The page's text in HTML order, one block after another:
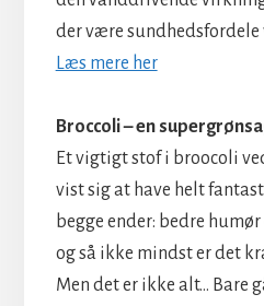
der være sundhedsfordele
Læs mere her
Broccoli – en
Et vigtigt stof i broocoli
vist sig at have helt
begge ender: bedre
og så ikke mindst er det
Men det er ikke alt… Bare